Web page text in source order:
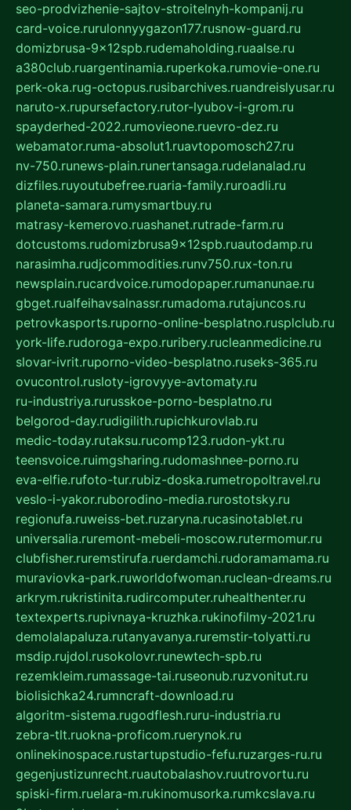
seo-prodvizhenie-sajtov-stroitelnyh-kompanij.ru
card-voice.rurulonnyygazon177.rusnow-guard.ru
domizbrusa-9x12spb.rudemaholding.ruaalse.ru
a380club.ruargentinamia.ruperkoka.rumovie-one.ru
perk-oka.rug-octopus.rusibarchives.ruandreislyusar.ru
naruto-x.rupursefactory.rutor-lyubov-i-grom.ru
spayderhed-2022.rumovieone.ruevro-dez.ru
webamator.ruma-absolut1.ruavtopomosch27.ru
nv-750.runews-plain.runertansaga.rudelanalad.ru
dizfiles.ruyoutubefree.ruaria-family.ruroadli.ru
planeta-samara.rumysmartbuy.ru
matrasy-kemerovo.ruashanet.rutrade-farm.ru
dotcustoms.rudomizbrusa9x12spb.ruautodamp.ru
narasimha.rudjcommodities.runv750.rux-ton.ru
newsplain.rucardvoice.rumodopaper.rumanunae.ru
gbget.rualfeihavsalnassr.rumadoma.rutajuncos.ru
petrovkasports.ruporno-online-besplatno.rusplclub.ru
york-life.rudoroga-expo.ruribery.rucleanmedicine.ru
slovar-ivrit.ruporno-video-besplatno.ruseks-365.ru
ovucontrol.rusloty-igrovyye-avtomaty.ru
ru-industriya.rurusskoe-porno-besplatno.ru
belgorod-day.rudigilith.rupichkurovlab.ru
medic-today.rutaksu.rucomp123.rudon-ykt.ru
teensvoice.ruimgsharing.rudomashnee-porno.ru
eva-elfie.rufoto-tur.rubiz-doska.rumetropoltravel.ru
veslo-i-yakor.ruborodino-media.rurostotsky.ru
regionufa.ruweiss-bet.ruzaryna.rucasinotablet.ru
universalia.ruremont-mebeli-moscow.rutermomur.ru
clubfisher.ruremstirufa.ruerdamchi.rudoramamama.ru
muraviovka-park.ruworldofwoman.ruclean-dreams.ru
arkrym.rukristinita.rudircomputer.ruhealthenter.ru
textexperts.rupivnaya-kruzhka.rukinofilmy-2021.ru
demolalapaluza.rutanyavanya.ruremstir-tolyatti.ru
msdip.rujdol.rusokolovr.runewtech-spb.ru
rezemkleim.rumassage-tai.ruseonub.ruzvonitut.ru
biolisichka24.rumncraft-download.ru
algoritm-sistema.rugodflesh.ruru-industria.ru
zebra-tlt.ruokna-proficom.ruerynok.ru
onlinekinospace.rustartupstudio-fefu.ruzarges-ru.ru
gegenjustizunrecht.ruautobalashov.ruutrovortu.ru
spiski-firm.ruelara-m.rukinomusorka.rumkcslava.ru